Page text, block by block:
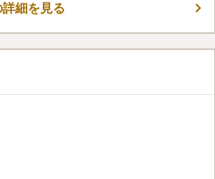
兼ねなくお参りに向かえます。
いません。
詳細を見る